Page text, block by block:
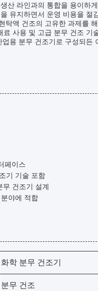
산 라인과의 통합을 용이하
유지하면서 운영 비용을 절
탁액 건조의 고유한 과제를
사용 및 고급 분무 건조
용 분무 건조기로 구성되
페이스
기 기술 포함
무 건조기 설계
야에 적합
화학 분무 건조기
분무 건조